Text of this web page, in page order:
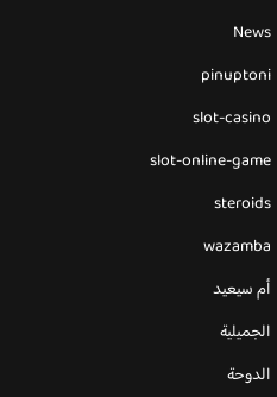
News
pinuptoni
slot-casino
slot-online-game
steroids
wazamba
أم سيعيد
الجميلية
الدوحة